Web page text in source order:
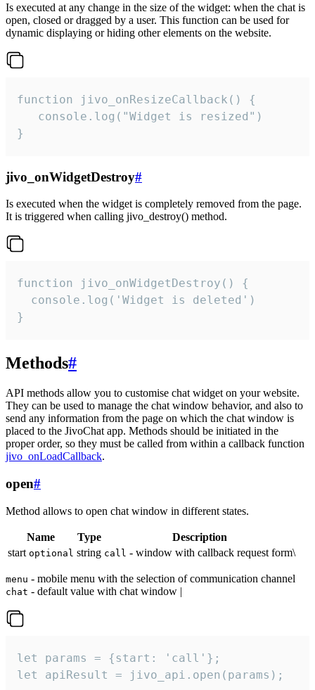
Is executed at any change in the size of the widget: when the chat is
open, closed or dragged by a user. This function can be used for
dynamic displaying or hiding other elements on the website.
function jivo_onResizeCallback() {
   console.log("Widget is resized")
}
jivo_onWidgetDestroy#
Is executed when the widget is completely removed from the page.
It is triggered when calling jivo_destroy() method.
function jivo_onWidgetDestroy() {
  console.log('Widget is deleted')
}
Methods#
API methods allow you to customise chat widget on your website.
They can be used to manage the chat window behavior, and also to
send any information from the page on which the chat window is
placed to the JivoChat app. Methods should be initiated in the
proper order, so they must be called from within a callback function
jivo_onLoadCallback.
open#
Method allows to open chat window in different states.
Name Type
Description
start optional string call - window with callback request form\
menu - mobile menu with the selection of communication channel
chat - default value with chat window |
let params = {start: 'call'};
let apiResult = jivo_api.open(params);